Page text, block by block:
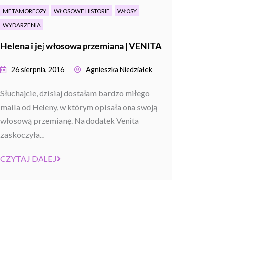
METAMORFOZY WŁOSOWE HISTORIE
WŁOSY
WYDARZENIA
Helena i jej włosowa przemiana | VENITA
26 sierpnia, 2016 Agnieszka Niedziałek
Słuchajcie, dzisiaj dostałam bardzo miłego
maila od Heleny, w którym opisała ona swoją
włosową przemianę. Na dodatek Venita
zaskoczyła...
CZYTAJ DALEJ